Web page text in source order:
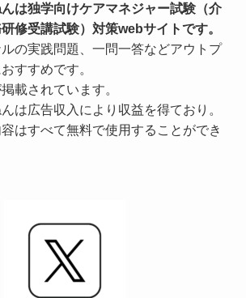
は独学向けケアマネジャー試験（介
修受講試験）対策webサイトです。
の実践問題、一問一答などアウトプ
すすめです。
載されています。
は広告収入により収益を得ており。
はすべて無料で使用することができ